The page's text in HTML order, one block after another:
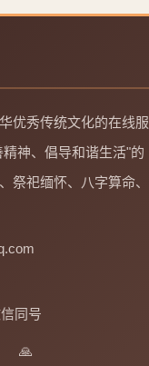
优秀传统文化的在线服
神、倡导和谐生活"的
祭祀缅怀、八字算命、
同号
🙏